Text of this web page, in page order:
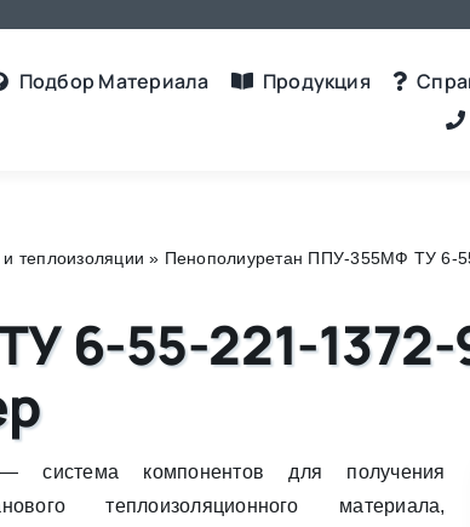
Подбор Материалa Продукция
теплоизоляции » Пенополиуретан ППУ-355МФ ТУ 6-
6-55-221-1372-
система компонентов для получения
теплоизоляционного материала,